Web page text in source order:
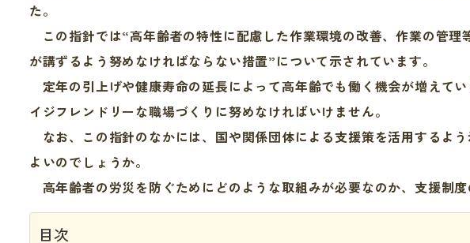
た。
この指針では“高年齢者の特性に配慮した作業環境の改善、作業の管
が講ずるよう努めなければならない措置”について示されています。
定年の引上げや健康寿命の延長によって高年齢でも働く機会が増えて
イジフレンドリーな職場づくりに努めなければいけません。
なお、この指針のなかには、国や関係団体による支援策を活用するよ
よいのでしょうか。
高年齢者の労災を防ぐためにどのような取組みが必要なのか、支援制度
目次